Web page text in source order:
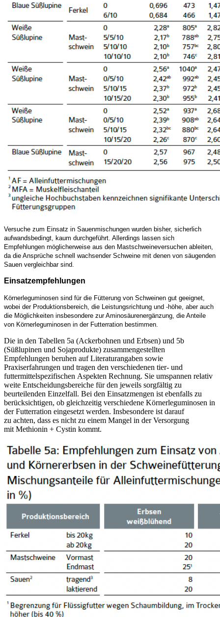
Versuche zum Einsatz in Sauenmischungen wurden bisher, sicherlich
aufwandsbedingt, kaum durchgeführt. Allerdings lassen sich
Empfehlungen möglicherweise aus den Mastschweineversuchen ableiten,
da die Ansprüche schnell wachsender Schweine mit denen von säugenden
Sauen vergleichbar sind.
Einsatzempfehlungen
Körnerleguminosen sind für die Fütterung von Schweinen gut geeignet,
wobei der Produktionsbereich, die Leistungsrichtung und -höhe, aber auch
die Möglichkeiten insbesondere zur Aminosäurenergänzung, die Anteile
von Körnerleguminosen in der Futterration bestimmen.
Die in den Tabellen 5a (Ackerbohnen und Erbsen) und 5b
(Süßlupinen und Sojaprodukte) zusammengestellten
Empfehlungen beruhen auf Literaturangaben sowie
Praxiserfahrungen und tragen den verschiedenen tier- und
futtermittelspezifischen Aspekten Rechnung. Sie umspannen relativ
weite Entscheidungsbereiche für den jeweils sorgfältig zu
beurteilenden Einzelfall. Bei den Einsatzmengen ist ebenfalls zu
berücksichtigen, ob gleichzeitig verschiedene Körnerleguminosen in
der Futterration eingesetzt werden. Insbesondere ist darauf
zu achten, dass es nicht zu einem Mangel in der Versorgung
mit Methionin + Cystin kommt.